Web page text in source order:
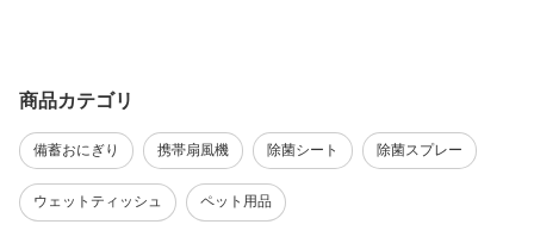
商品カテゴリ
備蓄おにぎり 携帯扇風機 除菌シート 除菌スプレー
ウェットティッシュ ペット用品